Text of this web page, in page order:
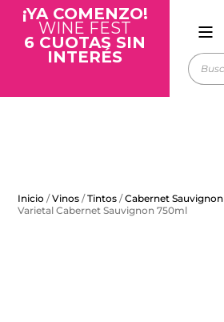
¡YA COMENZO!
WINE FEST
6 CUOTAS SIN
INTERÉS
Inicio /Vinos /Tintos /Cabernet Sauvignon
Varietal Cabernet Sauvignon 750ml